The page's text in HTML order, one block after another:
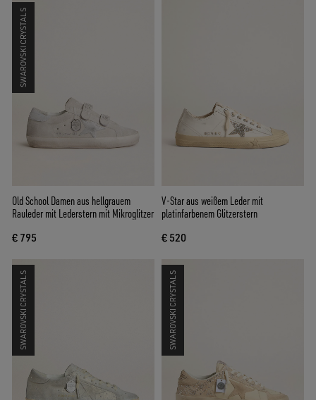
SWAROVSKI CRYSTALS
Old School Damen aus hellgrauem
Rauleder mit Lederstern mit Mikroglitzer
€ 795
V-Star aus weißem Leder mit
platinfarbenem Glitzerstern
€ 520
SWAROVSKI CRYSTALS SWAROVSKI CRYSTALS